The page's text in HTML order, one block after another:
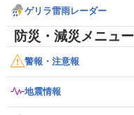
ゲリラ雷雨レーダー
防災・減災メニュー
警報・注意報
地震情報